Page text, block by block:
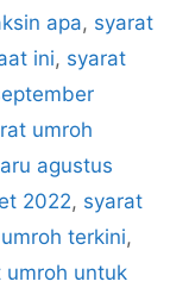
apa, syarat
ini, syarat
umroh
agustus
2022, syarat
terkini,
umroh untuk